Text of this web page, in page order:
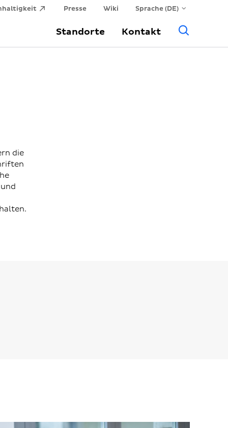
Presse Wiki Sprache (DE)
Standorte Kontakt
die